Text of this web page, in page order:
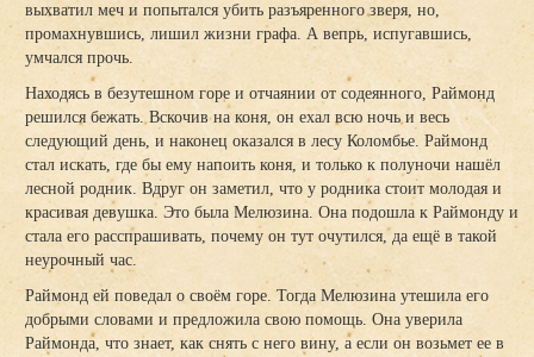
выхватил меч и попытался убить разъяренного зверя, но,
промахнувшись, лишил жизни графа. А вепрь, испугавшись,
умчался прочь.
Находясь в безутешном горе и отчаянии от содеянного, Раймонд
решился бежать. Вскочив на коня, он ехал всю ночь и весь
следующий день, и наконец оказался в лесу Коломбье. Раймонд
стал искать, где бы ему напоить коня, и только к полуночи нашёл
лесной родник. Вдруг он заметил, что у родника стоит молодая и
красивая девушка. Это была Мелюзина. Она подошла к Раймонду и
стала его расспрашивать, почему он тут очутился, да ещё в такой
неурочный час.
Раймонд ей поведал о своём горе. Тогда Мелюзина утешила его
добрыми словами и предложила свою помощь. Она уверила
Раймонда, что знает, как снять с него вину, а если он возьмет ее в